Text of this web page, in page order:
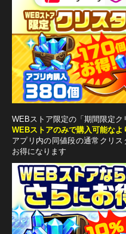
WEBストア限定の「期間限定ク
WEBストアのみで購入可能な
アプリ内の同値段の通常クリ
お得になります